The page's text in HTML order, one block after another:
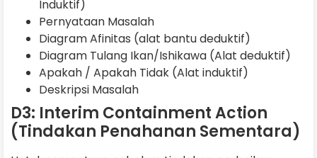
Induktif)
Pernyataan Masalah
Diagram Afinitas (alat bantu deduktif)
Diagram Tulang Ikan/Ishikawa (Alat deduktif)
Apakah / Apakah Tidak (Alat induktif)
Deskripsi Masalah
D3: Interim Containment Action
(Tindakan Penahanan Sementara)